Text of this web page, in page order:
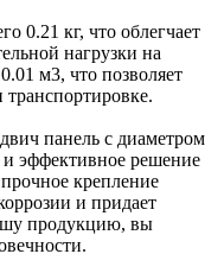
0.21 кг, что облегчает
нагрузки на
м3, что позволяет
панель с диаметром
эффективное решение
крепление
и придает
продукцию, вы